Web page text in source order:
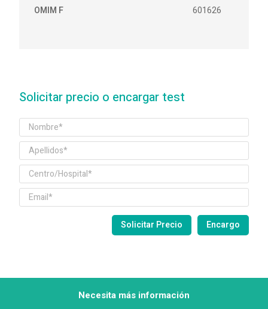
OMIM F
601626
Solicitar precio o encargar test
Necesita más información